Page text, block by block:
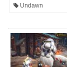
Undawn